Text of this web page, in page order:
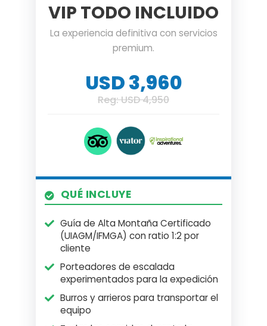
VIP TODO INCLUIDO
La experiencia definitiva con servicios
premium.
USD 3,960
Reg: USD 4,950
QUÉ INCLUYE
Guía de Alta Montaña Certificado
(UIAGM/IFMGA) con ratio 1:2 por
cliente
Porteadores de escalada
experimentados para la expedición
Burros y arrieros para transportar el
equipo